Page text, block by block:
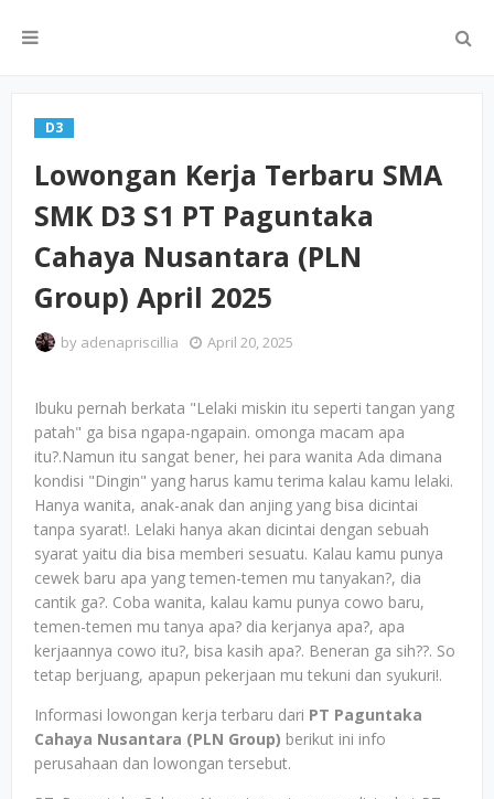
D3
Lowongan Kerja Terbaru SMA
SMK D3 S1 PT Paguntaka
Cahaya Nusantara (PLN
Group) April 2025
by adenapriscillia April 20, 2025
Ibuku pernah berkata "Lelaki miskin itu seperti tangan yang
patah" ga bisa ngapa-ngapain. omonga macam apa
itu?.Namun itu sangat bener, hei para wanita Ada dimana
kondisi "Dingin" yang harus kamu terima kalau kamu lelaki.
Hanya wanita, anak-anak dan anjing yang bisa dicintai
tanpa syarat!. Lelaki hanya akan dicintai dengan sebuah
syarat yaitu dia bisa memberi sesuatu. Kalau kamu punya
cewek baru apa yang temen-temen mu tanyakan?, dia
cantik ga?. Coba wanita, kalau kamu punya cowo baru,
temen-temen mu tanya apa? dia kerjanya apa?, apa
kerjaannya cowo itu?, bisa kasih apa?. Beneran ga sih??. So
tetap berjuang, apapun pekerjaan mu tekuni dan syukuri!.
Informasi lowongan kerja terbaru dari PT Paguntaka
Cahaya Nusantara (PLN Group) berikut ini info
perusahaan dan lowongan tersebut.